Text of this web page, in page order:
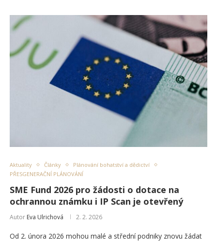
Aktuality Články
Plánování bohatství a dědictví
PŘESGENERAČNÍ PLÁNOVÁNÍ
SME Fund 2026 pro žádosti o dotace na
ochrannou známku i IP Scan je otevřený
Autor Eva Ulrichová 2. 2. 2026
Od 2. února 2026 mohou malé a střední podniky znovu žádat